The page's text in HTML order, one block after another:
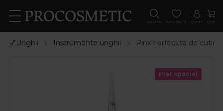
CAUTA FAVORITE CONT COS
💅Unghii Instrumente unghii Pinx Forfecuta de
Pret special